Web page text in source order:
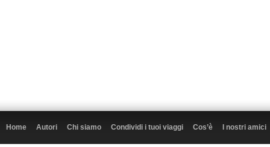
Home Autori Chi siamo Condividi i tuoi viaggi Cos’è I nostri amici